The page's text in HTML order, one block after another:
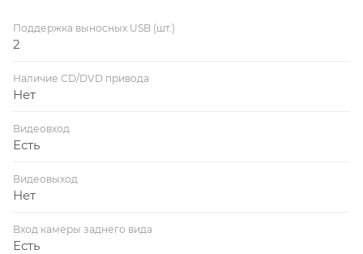
Поддержка выносных USB (шт.)
2
Наличие CD/DVD привода
Нет
Видеовход
Есть
Видеовыход
Нет
Вход камеры заднего вида
Есть